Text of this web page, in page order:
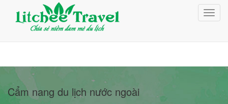
Giỏ Hàng (0)
Đăng nhập
Đăng ký
Cẩm nang du lịch nước ngoài